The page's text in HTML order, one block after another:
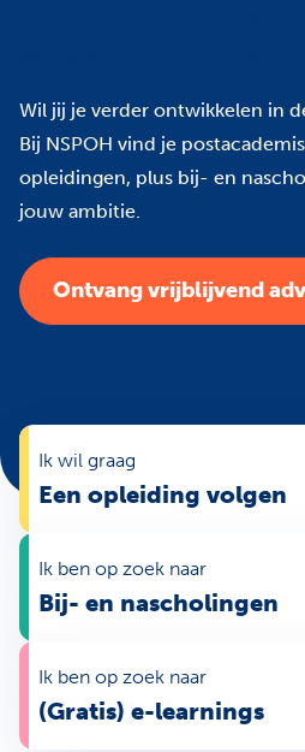
Wil jij je verder ontwikkelen in
Bij NSPOH vind je
opleidingen, plus bij- en
jouw ambitie.
Ontvang vrijblijvend
Ik wil graag
Een opleiding volgen
Ik ben op zoek naar
Bij- en nascholingen
Ik ben op zoek naar
(Gratis) e-learnings